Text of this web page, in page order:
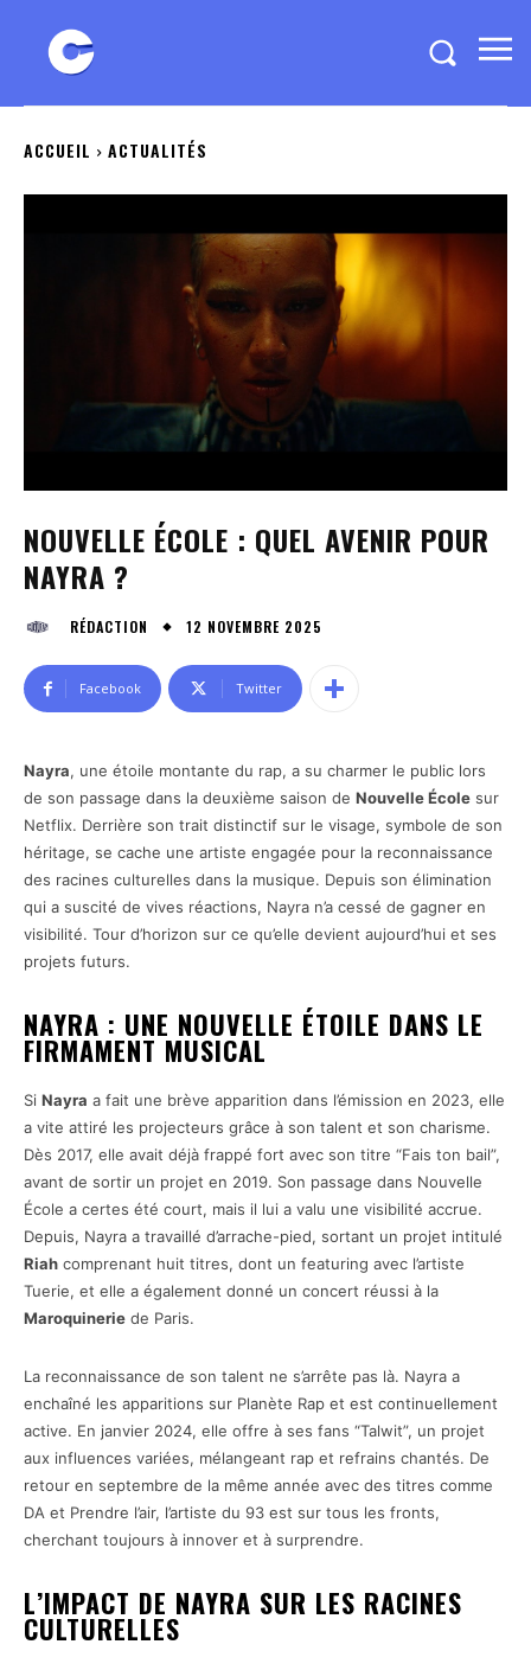
ACCUEIL ACTUALITÉS
NOUVELLE ÉCOLE : QUEL AVENIR POUR
NAYRA ?
RÉDACTION 12 NOVEMBRE 2025
Facebook Twitter
Nayra, une étoile montante du rap, a su charmer le public lors
de son passage dans la deuxième saison de Nouvelle École sur
Netflix. Derrière son trait distinctif sur le visage, symbole de son
héritage, se cache une artiste engagée pour la reconnaissance
des racines culturelles dans la musique. Depuis son élimination
qui a suscité de vives réactions, Nayra n’a cessé de gagner en
visibilité. Tour d’horizon sur ce qu’elle devient aujourd’hui et ses
projets futurs.
NAYRA : UNE NOUVELLE ÉTOILE DANS LE
FIRMAMENT MUSICAL
Si Nayra a fait une brève apparition dans l’émission en 2023, elle
a vite attiré les projecteurs grâce à son talent et son charisme.
Dès 2017, elle avait déjà frappé fort avec son titre “Fais ton bail”,
avant de sortir un projet en 2019. Son passage dans Nouvelle
École a certes été court, mais il lui a valu une visibilité accrue.
Depuis, Nayra a travaillé d’arrache-pied, sortant un projet intitulé
Riah comprenant huit titres, dont un featuring avec l’artiste
Tuerie, et elle a également donné un concert réussi à la
Maroquinerie de Paris.
La reconnaissance de son talent ne s’arrête pas là. Nayra a
enchaîné les apparitions sur Planète Rap et est continuellement
active. En janvier 2024, elle offre à ses fans “Talwit”, un projet
aux influences variées, mélangeant rap et refrains chantés. De
retour en septembre de la même année avec des titres comme
DA et Prendre l’air, l’artiste du 93 est sur tous les fronts,
cherchant toujours à innover et à surprendre.
L’IMPACT DE NAYRA SUR LES RACINES
CULTURELLES